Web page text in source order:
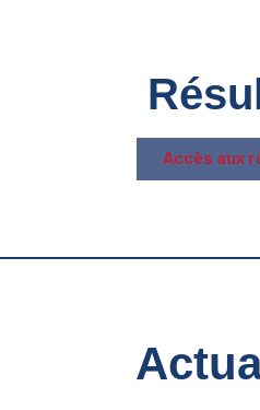
Accès aux